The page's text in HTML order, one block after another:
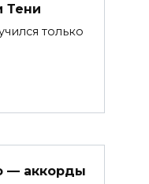
Тени
только
— аккорды